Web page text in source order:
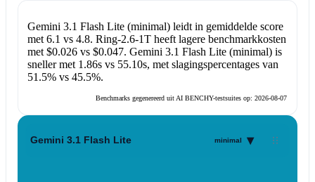
Gemini 3.1 Flash Lite (minimal)leidt in gemiddelde score
met 6.1 vs 4.8. Ring-2.6-1Theeft lagere benchmarkkosten
met $0.026vs $0.047. Gemini 3.1 Flash Lite (minimal)is
sneller met 1.86svs 55.10s, met slagingspercentages van
51.5%vs 45.5%.
Benchmarks gegenereerd uit AI BENCHY-testsuites op: 2026-08-07
Gemini 3.1 Flash Lite minimal ▾